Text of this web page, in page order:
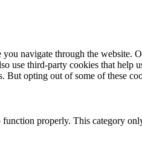
navigate through the website.
use third-party cookies that
But opting out of some of these
properly. This category